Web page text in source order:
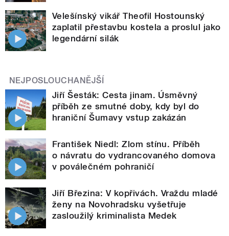
Velešínský vikář Theofil Hostounský
zaplatil přestavbu kostela a proslul jako
legendární silák
NEJPOSLOUCHANĚJŠÍ
Jiří Šesták: Cesta jinam. Úsměvný
příběh ze smutné doby, kdy byl do
hraniční Šumavy vstup zakázán
František Niedl: Zlom stínu. Příběh
o návratu do vydrancovaného domova
v poválečném pohraničí
Jiří Březina: V kopřivách. Vraždu mladé
ženy na Novohradsku vyšetřuje
zasloužilý kriminalista Medek